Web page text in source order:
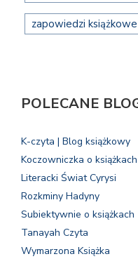
zapowiedzi książkowe
POLECANE
K-czyta | Blog książkowy
Koczowniczka o książkach
Literacki Świat Cyrysi
Rozkminy Hadyny
Subiektywnie o książkach
Tanayah Czyta
Wymarzona Książka